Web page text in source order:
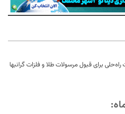
برای قبول مرسولات طلا و فلزات گرانبها